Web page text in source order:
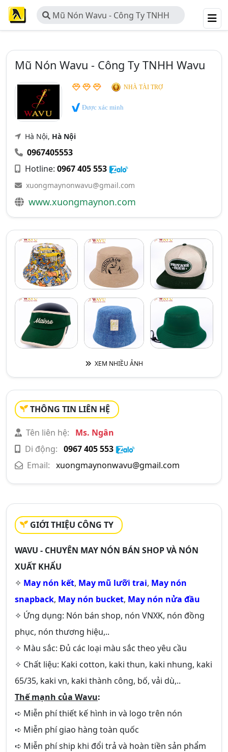
Mũ Nón Wavu - Công Ty TNHH
Wavu
Mũ Nón Wavu - Công Ty TNHH Wavu
NHÀ TÀI TRỢ
Được xác minh
Hà Nội, Hà Nội
0967405553
Hotline: 0967 405 553
xuongmaynonwavu@gmail.com
www.xuongmaynon.com
XEM NHIỀU ẢNH
THÔNG TIN LIÊN HỆ
Tên liên hệ:
Ms. Ngân
Di động: 0967 405 553
Email: xuongmaynonwavu@gmail.com
GIỚI THIỆU CÔNG TY
WAVU - CHUYÊN MAY NÓN BÁN SHOP VÀ NÓN
XUẤT KHẨU
✧ May nón kết, May mũ lưỡi trai, May nón
snapback, May nón bucket, May nón nửa đầu
✧ Ứng dụng: Nón bán shop, nón VNXK, nón đồng
phục, nón thương hiệu,..
✧ Màu sắc: Đủ các loại màu sắc theo yêu cầu
✧ Chất liệu: Kaki cotton, kaki thun, kaki nhung, kaki
65/35, kaki vn, kaki thành công, bố, vải dù,..
Thế mạnh của Wavu:
➪ Miễn phí thiết kế hình in và logo trên nón
➪ Miễn phí giao hàng toàn quốc
➪ Miễn phí ship khi đổi trả và hoàn tiền sản phẩm